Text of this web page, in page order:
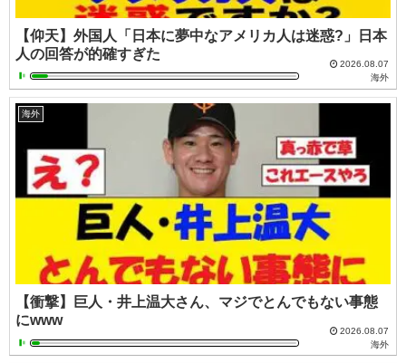
【仰天】外国人「日本に夢中なアメリカ人は迷惑?」日本
人の回答が的確すぎた
2026.08.07
海外
海外
【衝撃】巨人・井上温大さん、マジでとんでもない事態
にwww
2026.08.07
海外